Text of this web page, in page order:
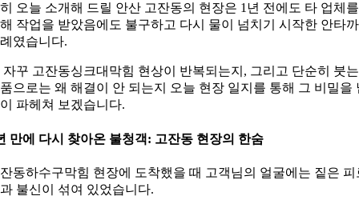
오늘 소개해 드릴 안산 고잔동의 현장은 1년 전에도 타 업체를
작업을 받았음에도 불구하고 다시 물이 넘치기 시작한 안타
였습니다.
자꾸 고잔동싱크대막힘 현상이 반복되는지, 그리고 단순히 붓는
으로는 왜 해결이 안 되는지 오늘 현장 일지를 통해 그 비밀을
파헤쳐 보겠습니다.
만에 다시 찾아온 불청객: 고잔동 현장의 한숨
동하수구막힘 현장에 도착했을 때 고객님의 얼굴에는 짙은 피
불신이 섞여 있었습니다.